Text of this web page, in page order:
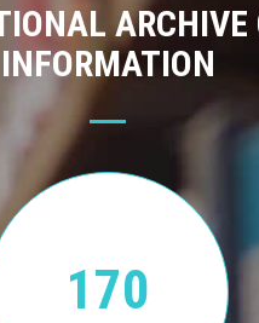
ARCHIVE
INFORMATION
170